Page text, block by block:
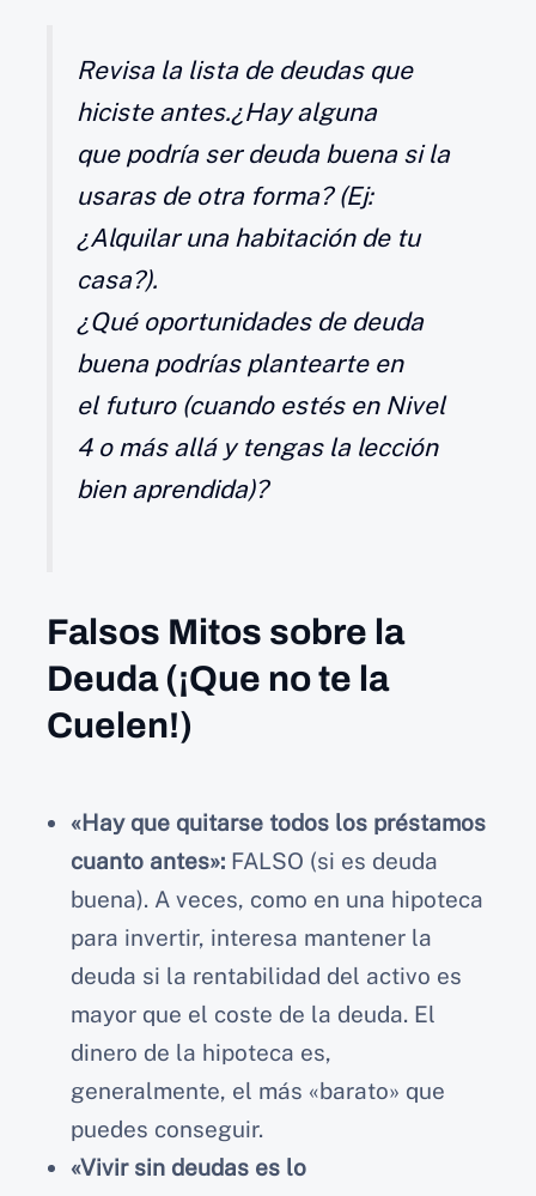
Revisa la lista de deudas que
hiciste antes.¿Hay alguna
que podríaser deuda buena si la
usaras de otra forma? (Ej:
¿Alquilar una habitación de tu
casa?).
¿Qué oportunidadesde deuda
buena podrías plantearte en
el futuro(cuando estés en Nivel
4 o más allá y tengas la lección
bien aprendida)?
Falsos Mitos sobre la
Deuda (¡Que no te la
Cuelen!)
«Hay que quitarse todos los préstamos
cuanto antes»: FALSO (si es deuda
buena). A veces, como en una hipoteca
para invertir, interesa mantener la
deuda si la rentabilidad del activo es
mayor que el coste de la deuda. El
dinero de la hipoteca es,
generalmente, el más «barato» que
puedes conseguir.
«Vivir sin deudas es lo